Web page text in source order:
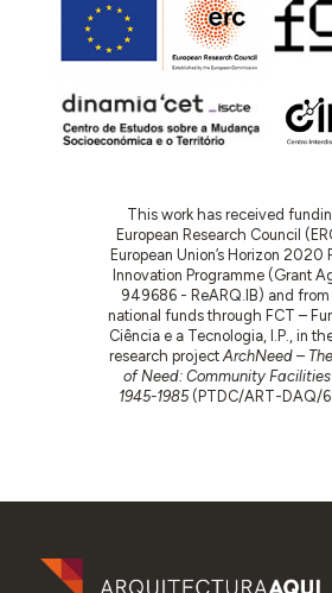
This work has received
European Research Council
European Union’s Horizon 2020
Innovation Programme (Grant
949686 - ReARQ.IB) and from
national funds through FCT –
Ciência e a Tecnologia, I.P., in
research project ArchNeed –
of Need: Community
1945-1985(PTDC/ART-DAQ/